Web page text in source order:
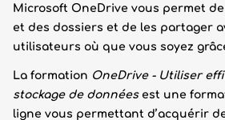
Microsoft OneDrive vous permet
et des dossiers et de les partager
utilisateurs où que vous soyez
La formation OneDrive - Utiliser
stockage de donnéesest une
ligne vous permettant d’acquérir